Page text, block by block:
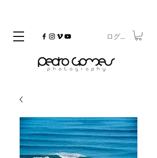
Copyrighted
ログイン